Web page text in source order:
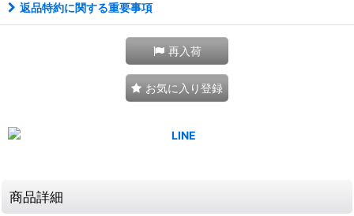
返品特約に関する重要事項
再入荷
お気に入り登録
商品詳細